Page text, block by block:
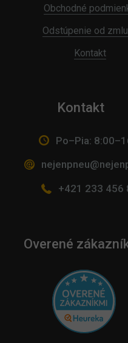
Obchodné
Odstúpenie od
Kontakt
Kontakt
Po–Pia:
+421 233 456
Overené